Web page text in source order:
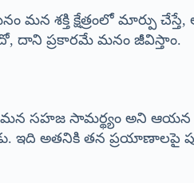
శక్తి క్షేత్రంలో మార్పు చేస్తే,
దాని ప్రకారమే మనం జీవిస్తాం.
మన సహజ సామర్థ్యం అని ఆయన
ఇది అతనికి తన ప్రయాణాలపై